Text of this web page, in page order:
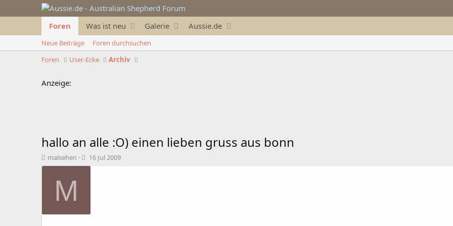
Foren Was ist neu Galerie Aussie.de
Neue Beiträge
Foren durchsuchen
Foren
User-Ecke Archiv
Anzeige:
hallo an alle :O) einen lieben gruss aus bonn
T
h
malsehen
B
e
16 Jul 2009
M